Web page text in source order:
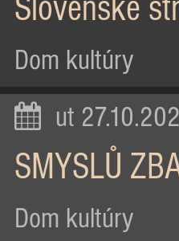
Slovenské
Dom kultúry
ut
SMYSLŮ
Dom kultúry